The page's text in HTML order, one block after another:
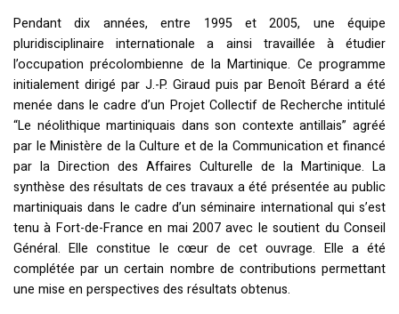
Pendant dix années, entre 1995 et 2005, une équipe
pluridisciplinaire internationale a ainsi travaillée à étudier
l’occupation précolombienne de la Martinique. Ce programme
initialement dirigé par J.-P. Giraud puis par Benoît Bérard a été
menée dans le cadre d’un Projet Collectif de Recherche intitulé
“Le néolithique martiniquais dans son contexte antillais” agréé
par le Ministère de la Culture et de la Communication et financé
par la Direction des Affaires Culturelle de la Martinique. La
synthèse des résultats de ces travaux a été présentée au public
martiniquais dans le cadre d’un séminaire international qui s’est
tenu à Fort-de-France en mai 2007 avec le soutient du Conseil
Général. Elle constitue le cœur de cet ouvrage. Elle a été
complétée par un certain nombre de contributions permettant
une mise en perspectives des résultats obtenus.